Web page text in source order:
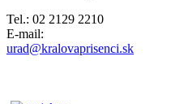
Tel.: 02 2129 2210
E-mail:
urad@kralovaprisenci.sk